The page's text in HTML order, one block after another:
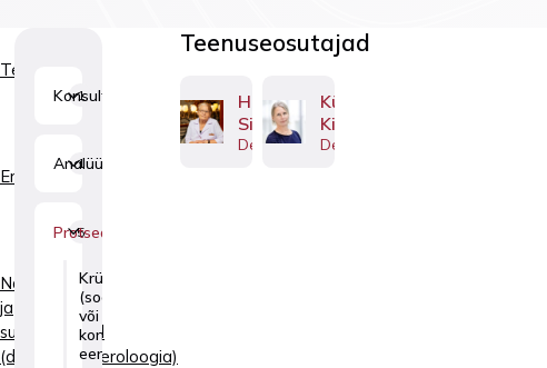
Teenused
Erialad
Naha-
ja
suguhaigused
(dermatoveneroloogia)
Teenuseosutajad
Helgi
Silm
Dermatoveneroloog
Külli
Kingo
Dermatoveneroloog
Konsultatsioonid
1
Analüüsid
1
Protseduurid
5
Krüoteraapia
(soolatüüka
või
konnasilma
eemaldamine)